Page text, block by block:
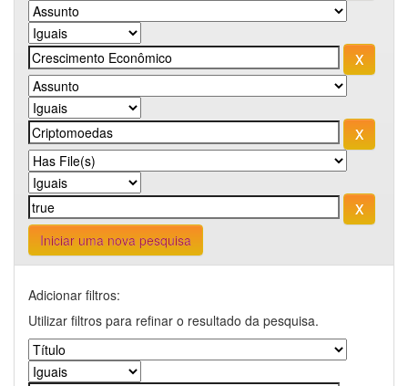
Iniciar uma nova pesquisa
Adicionar filtros:
Utilizar filtros para refinar o resultado da pesquisa.